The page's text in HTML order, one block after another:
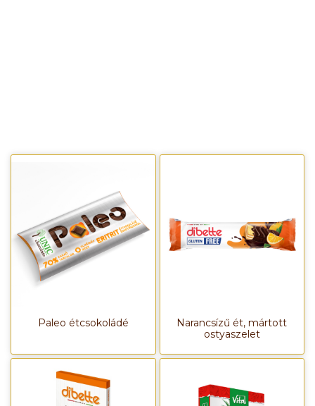
Paleo étcsokoládé
Narancsízű ét, mártott
ostyaszelet